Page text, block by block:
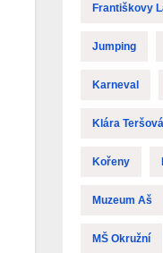
Františkovy
Jumping
Karneval
Klára Teršová
Kořeny
Muzeum Aš
MŠ Okružní